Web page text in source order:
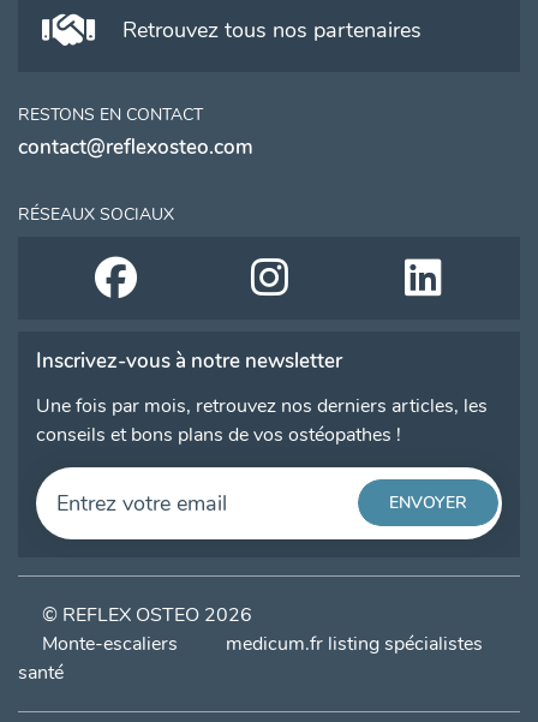
Retrouvez tous nos partenaires
RESTONS EN CONTACT
contact@reflexosteo.com
RÉSEAUX SOCIAUX
Inscrivez-vous à notre newsletter
Une fois par mois, retrouvez nos derniers articles, les
conseils et bons plans de vos ostéopathes !
© REFLEX OSTEO 2026
Monte-escaliers
medicum.fr listing spécialistes
santé